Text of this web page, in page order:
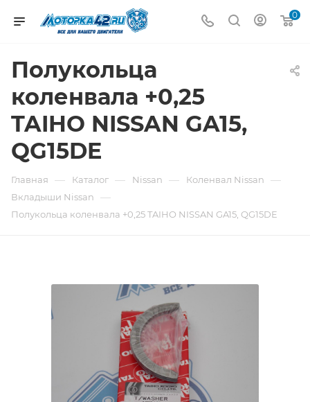
0
Полукольца
коленвала +0,25
TAIHO NISSAN GA15,
QG15DE
Главная — Каталог — Nissan — Коленвал Nissan —
Вкладыши Nissan —
Полукольца коленвала +0,25 TAIHO NISSAN GA15, QG15DE